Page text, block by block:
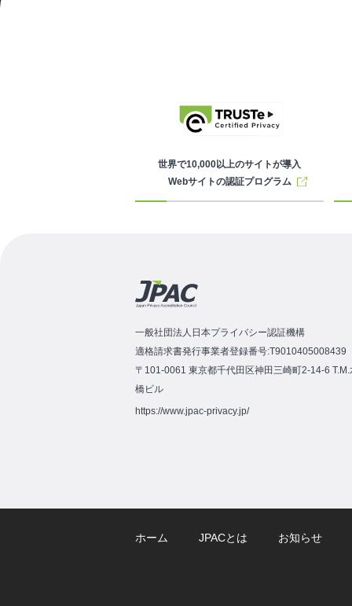
世界で10,000以上のサイトが導入
Webサイトの認証プログラム
一般社団法人日本プライバシー認証機構
適格請求書発行事業者登録番号:T9010405008439
〒101-0061 東京都千代田区神田三崎町2-14-6 T.M.
橋ビル
https://www.jpac-privacy.jp/
ホーム JPACとは お知らせ